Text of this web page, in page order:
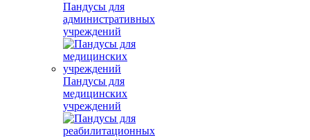
Пандусы для
административных
учреждений
Пандусы для
медицинских
учреждений